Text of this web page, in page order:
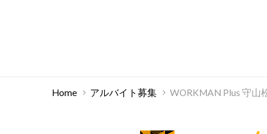
Home アルバイト募集 WORKMAN Plus 守山